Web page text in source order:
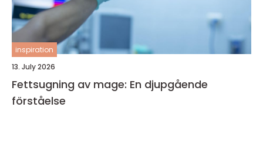
inspiration
13. July 2026
Fettsugning av mage: En djupgående
förståelse